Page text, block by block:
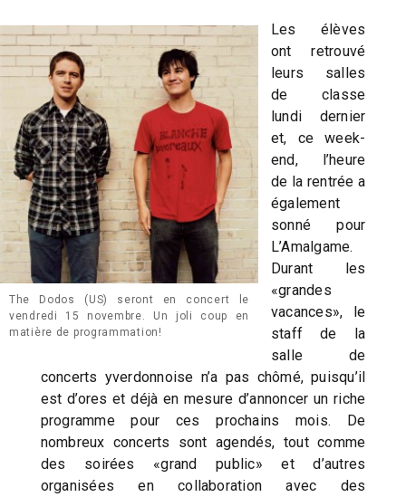
The Dodos (US) seront en concert le
vendredi 15 novembre. Un joli coup en
matière de programmation!
Les élèves
ont retrouvé
leurs salles
de classe
lundi dernier
et, ce week-
end, l’heure
de la rentrée a
également
sonné pour
L’Amalgame.
Durant les
«grandes
vacances», le
staff de la
salle de
concerts yverdonnoise n’a pas chômé, puisqu’il
est d’ores et déjà en mesure d’annoncer un riche
programme pour ces prochains mois. De
nombreux concerts sont agendés, tout comme
des soirées «grand public» et d’autres
organisées en collaboration avec des